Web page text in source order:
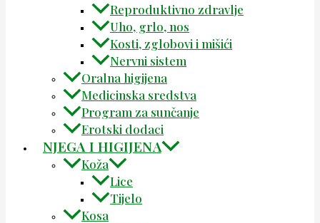
Reproduktivno zdravlje
Uho, grlo, nos
Kosti, zglobovi i mišići
Nervni sistem
Oralna higijena
Medicinska sredstva
Program za sunčanje
Erotski dodaci
NJEGA I HIGIJENA
Koža
Lice
Tijelo
Kosa